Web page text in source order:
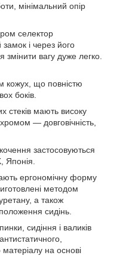
мінімальний опір
селектор
і через його
вагу дуже легко.
кожух, що повністю
боків.
стеків мають високу
— довговічність,
застосовуються
Японія.
ергономічну форму
методом
а також
сидінь.
сидіння і валиків
матеріалу на основі